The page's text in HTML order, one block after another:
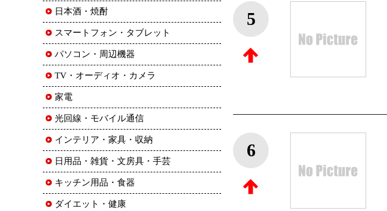
5
6
日本酒・焼酎
スマートフォン・タブレット
パソコン・周辺機器
TV・オーディオ・カメラ
家電
光回線・モバイル通信
インテリア・家具・収納
日用品・雑貨・文房具・手芸
キッチン用品・食器
ダイエット・健康